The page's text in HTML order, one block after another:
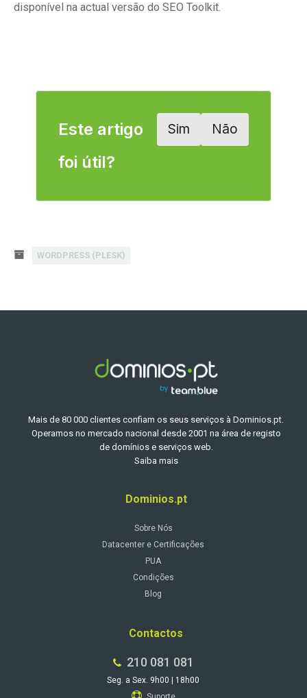
disponível na actual versão do SEO Toolkit.
Este artigo
foi útil?
Sim Não
WORDPRESS (PLESK)
Mais de 80 000 clientes confiam os seus serviços à Dominios.pt.
Operamos no mercado nacional desde 2001 na área de registo
de domínios e serviços web.
Saiba mais
Dominios.pt
Sobre Nós
Datacenter e Certificações
PUA
Condições
Blog
Contactos
210 081 081
Seg. a Sex. 9h00 | 18h00